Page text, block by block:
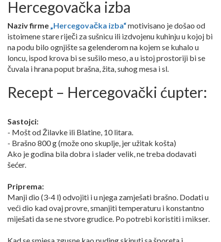
Hercegovačka izba
Naziv firme„Hercegovačka izba“motivisano je došao od
istoimene stare riječi za sušnicu ili izdvojenu kuhinju u kojoj bi
na podu bilo ognjište sa gelenderom na kojem se kuhalo u
loncu, ispod krova bi se sušilo meso, a u istoj prostoriji bi se
čuvala i hrana poput brašna, žita, suhog mesa i sl.
Recept – Hercegovački ćupter:
Sastojci:
- Mošt od Žilavke ili Blatine, 10 litara.
- Brašno 800 g (može ono skuplje, jer užitak košta)
Ako je godina bila dobra i slader velik, ne treba dodavati
šećer.
Priprema:
Manji dio (3-4 l) odvojiti i u njega zamješati brašno. Dodati u
veći dio kad ovaj provre, smanjiti temperaturu i konstantno
miješati da se ne stvore grudice. Po potrebi koristiti i mikser.